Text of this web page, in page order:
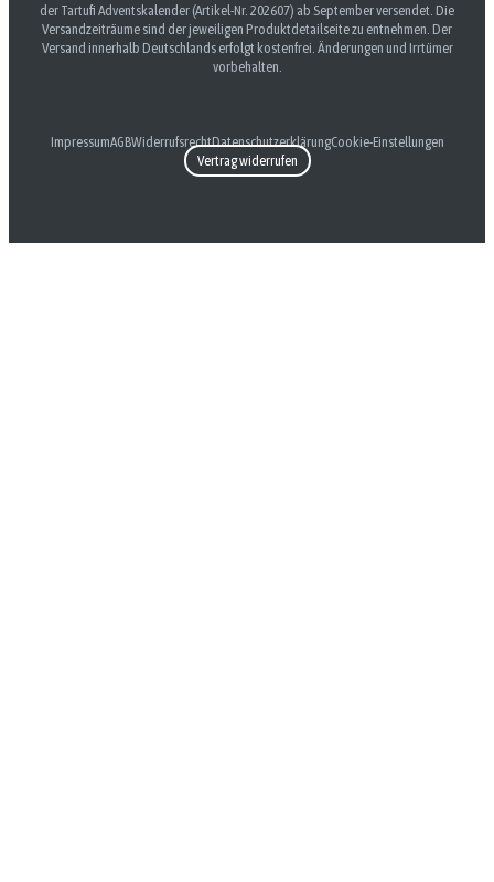
der Tartufi Adventskalender (Artikel-Nr. 202607) ab September versendet. Die
Versandzeiträume sind der jeweiligen Produktdetailseite zu entnehmen. Der
Versand innerhalb Deutschlands erfolgt kostenfrei. Änderungen und Irrtümer
vorbehalten.
ImpressumAGBWiderrufsrechtDatenschutzerklärungCookie-Einstellungen
Vertrag widerrufen